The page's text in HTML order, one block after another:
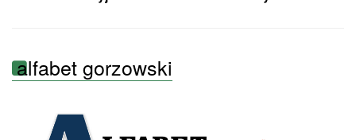
alfabet gorzowski